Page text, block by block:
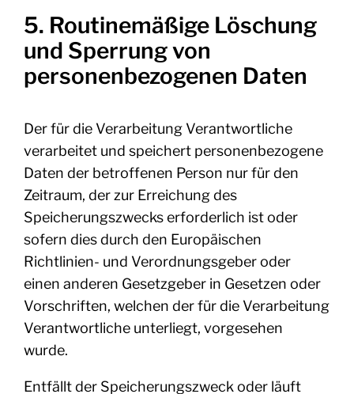
5. Routinemäßige Löschung
und Sperrung von
personenbezogenen Daten
Der für die Verarbeitung Verantwortliche
verarbeitet und speichert personenbezogene
Daten der betroffenen Person nur für den
Zeitraum, der zur Erreichung des
Speicherungszwecks erforderlich ist oder
sofern dies durch den Europäischen
Richtlinien- und Verordnungsgeber oder
einen anderen Gesetzgeber in Gesetzen oder
Vorschriften, welchen der für die Verarbeitung
Verantwortliche unterliegt, vorgesehen
wurde.
Entfällt der Speicherungszweck oder läuft